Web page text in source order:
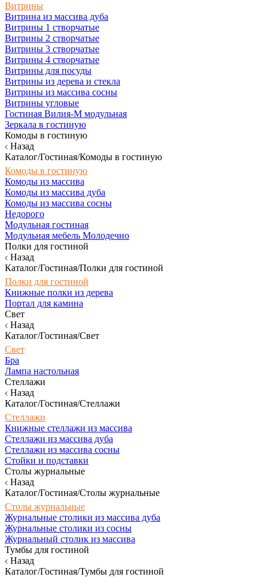
Витрины
Витрина из массива дуба
Витрины 1 створчатые
Витрины 2 створчатые
Витрины 3 створчатые
Витрины 4 створчатые
Витрины для посуды
Витрины из дерева и стекла
Витрины из массива сосны
Витрины угловые
Гостиная Вилия-М модульная
Зеркала в гостиную
Комоды в гостиную
Назад
Каталог/Гостиная/Комоды в гостиную
Комоды в гостиную
Комоды из массива
Комоды из массива дуба
Комоды из массива сосны
Недорого
Модульная гостиная
Модульная мебель Молодечно
Полки для гостиной
Назад
Каталог/Гостиная/Полки для гостиной
Полки для гостиной
Книжные полки из дерева
Портал для камина
Свет
Назад
Каталог/Гостиная/Свет
Свет
Бра
Лампа настольная
Стеллажи
Назад
Каталог/Гостиная/Стеллажи
Стеллажи
Книжные стеллажи из массива
Стеллажи из массива дуба
Стеллажи из массива сосны
Стойки и подставки
Столы журнальные
Назад
Каталог/Гостиная/Столы журнальные
Столы журнальные
Журнальные столики из массива дуба
Журнальные столики из сосны
Журнальный столик из массива
Тумбы для гостиной
Назад
Каталог/Гостиная/Тумбы для гостиной